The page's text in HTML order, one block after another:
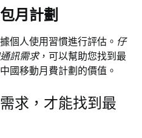
月計劃
個人使用習慣進行評估。 仔
訊需求，可以幫助您找到最
國移動月費計劃的價值。
求，才能找到最